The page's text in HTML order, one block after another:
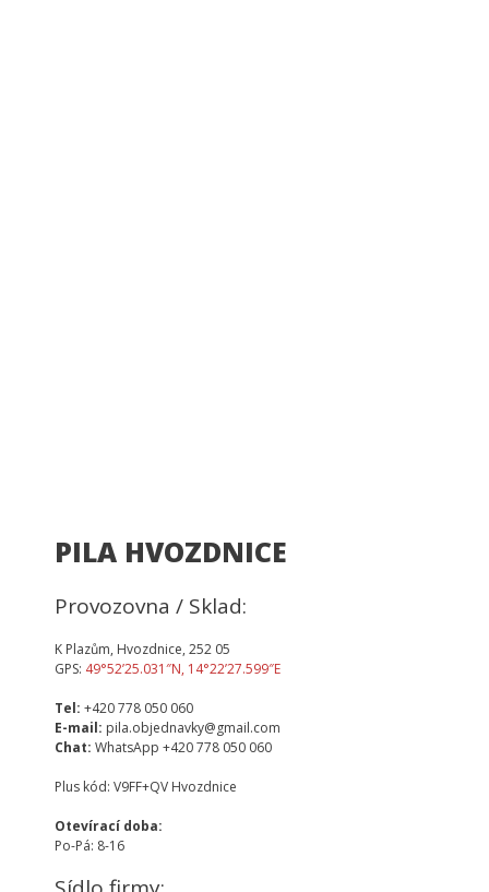
PILA HVOZDNICE
Provozovna / Sklad:
K Plazům, Hvozdnice, 252 05
GPS: 49°52’25.031″N, 14°22’27.599″E
Tel: +420 778 050 060
E-mail: pila.objednavky@gmail.com
Chat: WhatsApp +420 778 050 060
Plus kód: V9FF+QV Hvozdnice
Otevírací doba:
Po-Pá: 8-16